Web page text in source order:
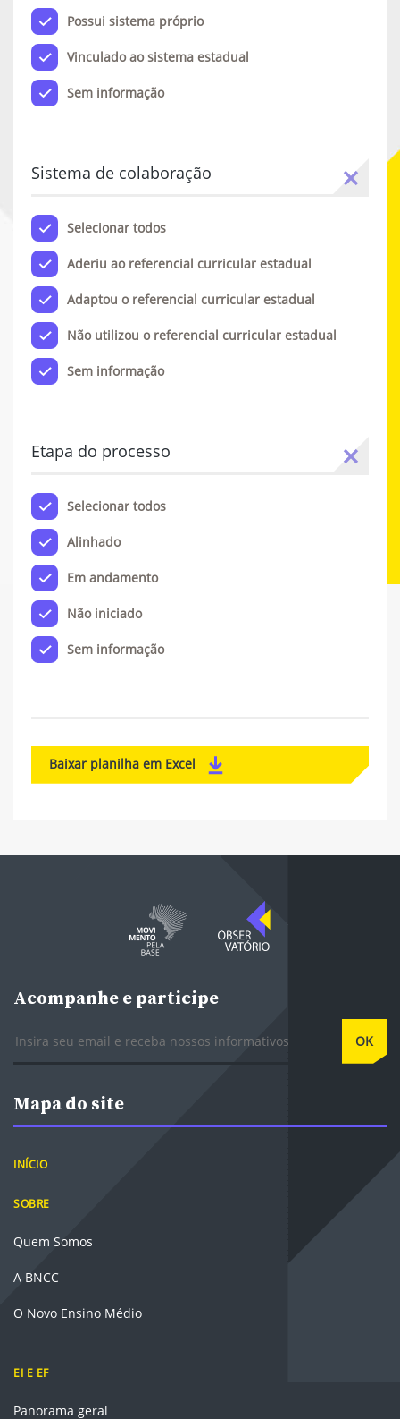
Possui sistema próprio
Vinculado ao sistema estadual
Sem informação
Sistema de colaboração
Selecionar todos
Aderiu ao referencial curricular estadual
Adaptou o referencial curricular estadual
Não utilizou o referencial curricular estadual
Sem informação
Etapa do processo
Selecionar todos
Alinhado
Em andamento
Não iniciado
Sem informação
Baixar planilha em Excel
Acompanhe e participe
OK
Mapa do site
INÍCIO
SOBRE
Quem Somos
A BNCC
O Novo Ensino Médio
EI E EF
Panorama geral